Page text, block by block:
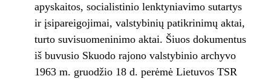
apyskaitos, socialistinio lenktyniavimo sutartys
ir įsipareigojimai, valstybinių patikrinimų aktai,
turto suvisuomeninimo aktai. Šiuos dokumentus
iš buvusio Skuodo rajono valstybinio archyvo
1963 m. gruodžio 18 d. perėmė Lietuvos TSR